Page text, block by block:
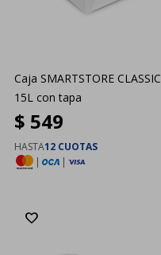
Caja SMARTSTORE CLASSIC
15L con tapa
$ 549
HASTA12 CUOTAS
|
|